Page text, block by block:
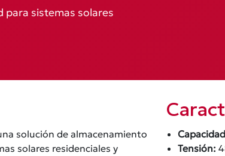
para sistemas solares
solución de almacenamiento
solares residenciales y
Tensión: